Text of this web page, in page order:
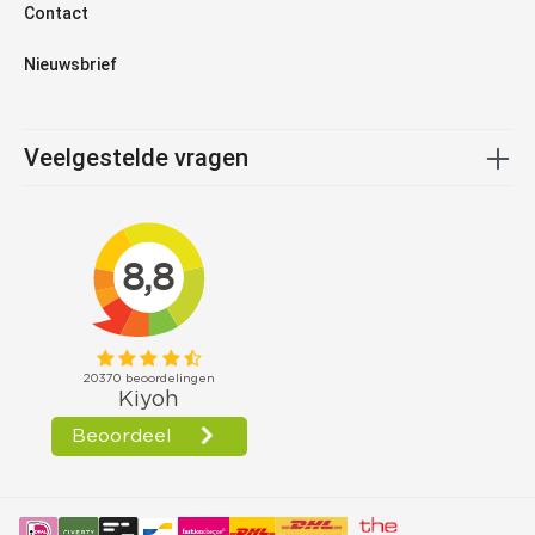
Contact
Nieuwsbrief
Veelgestelde vragen